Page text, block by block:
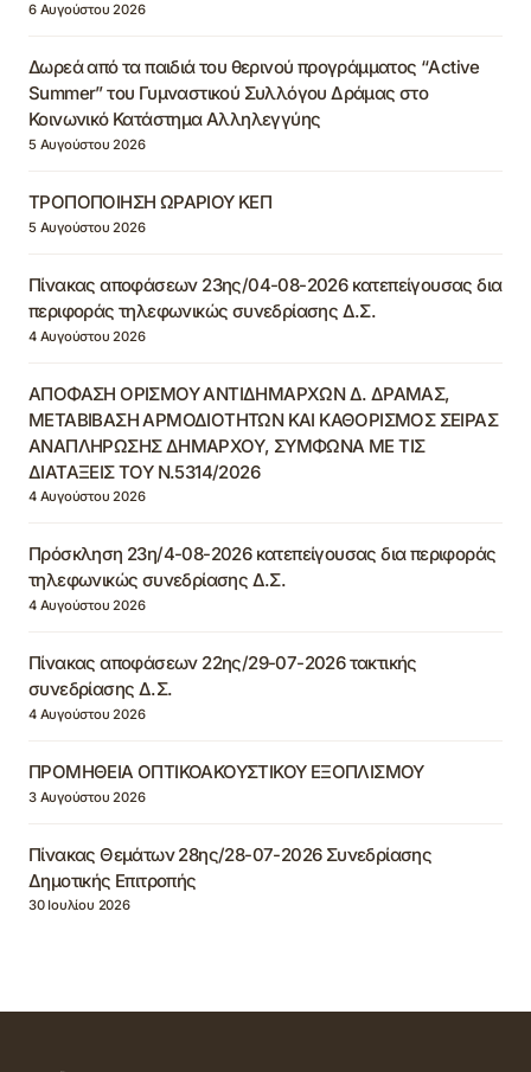
6 Αυγούστου 2026
Δωρεά από τα παιδιά του θερινού προγράμματος “Active
Summer” του Γυμναστικού Συλλόγου Δράμας στο
Κοινωνικό Κατάστημα Αλληλεγγύης
5 Αυγούστου 2026
ΤΡΟΠΟΠΟΙΗΣΗ ΩΡΑΡΙΟΥ ΚΕΠ
5 Αυγούστου 2026
Πίνακας αποφάσεων 23ης/04-08-2026 κατεπείγουσας δια
περιφοράς τηλεφωνικώς συνεδρίασης Δ.Σ.
4 Αυγούστου 2026
ΑΠΟΦΑΣΗ ΟΡΙΣΜΟΥ ΑΝΤΙΔΗΜΑΡΧΩΝ Δ. ΔΡΑΜΑΣ,
ΜΕΤΑΒΙΒΑΣΗ ΑΡΜΟΔΙΟΤΗΤΩΝ ΚΑΙ ΚΑΘΟΡΙΣΜΟΣ ΣΕΙΡΑΣ
ΑΝΑΠΛΗΡΩΣΗΣ ΔΗΜΑΡΧΟΥ, ΣΥΜΦΩΝΑ ΜΕ ΤΙΣ
ΔΙΑΤΑΞΕΙΣ ΤΟΥ Ν.5314/2026
4 Αυγούστου 2026
Πρόσκληση 23η/4-08-2026 κατεπείγουσας δια περιφοράς
τηλεφωνικώς συνεδρίασης Δ.Σ.
4 Αυγούστου 2026
Πίνακας αποφάσεων 22ης/29-07-2026 τακτικής
συνεδρίασης Δ.Σ.
4 Αυγούστου 2026
ΠΡΟΜΗΘΕΙΑ ΟΠΤΙΚΟΑΚΟΥΣΤΙΚΟΥ ΕΞΟΠΛΙΣΜΟΥ
3 Αυγούστου 2026
Πίνακας Θεμάτων 28ης/28-07-2026 Συνεδρίασης
Δημοτικής Επιτροπής
30 Ιουλίου 2026